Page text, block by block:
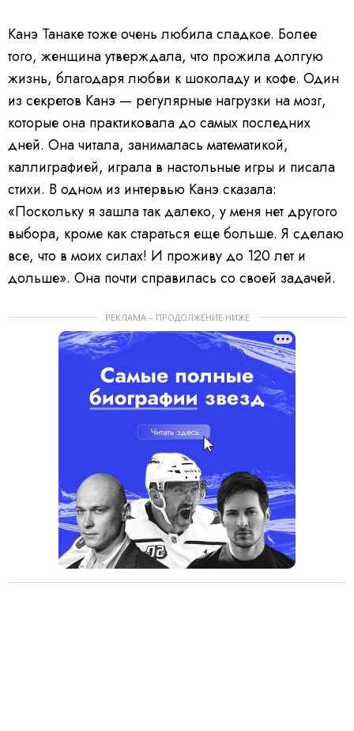
Канэ Танаке тоже очень любила сладкое. Более
того, женщина утверждала, что прожила долгую
жизнь, благодаря любви к шоколаду и кофе. Один
из секретов Канэ — регулярные нагрузки на мозг,
которые она практиковала до самых последних
дней. Она читала, занималась математикой,
каллиграфией, играла в настольные игры и писала
стихи. В одном из интервью Канэ сказала:
«Поскольку я зашла так далеко, у меня нет другого
выбора, кроме как стараться еще больше. Я сделаю
все, что в моих силах! И проживу до 120 лет и
дольше». Она почти справилась со своей задачей.
РЕКЛАМА – ПРОДОЛЖЕНИЕ НИЖЕ